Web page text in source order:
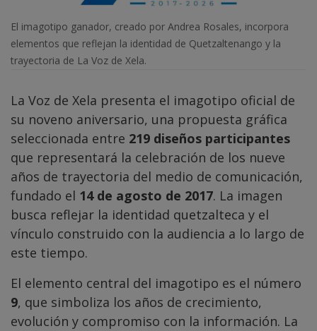
El imagotipo ganador, creado por Andrea Rosales, incorpora
elementos que reflejan la identidad de Quetzaltenango y la
trayectoria de La Voz de Xela.
La Voz de Xela presenta el imagotipo oficial de
su noveno aniversario, una propuesta gráfica
seleccionada entre 219 diseños participantes
que representará la celebración de los nueve
años de trayectoria del medio de comunicación,
fundado el 14 de agosto de 2017. La imagen
busca reflejar la identidad quetzalteca y el
vínculo construido con la audiencia a lo largo de
este tiempo.
El elemento central del imagotipo es el número
9, que simboliza los años de crecimiento,
evolución y compromiso con la información. La